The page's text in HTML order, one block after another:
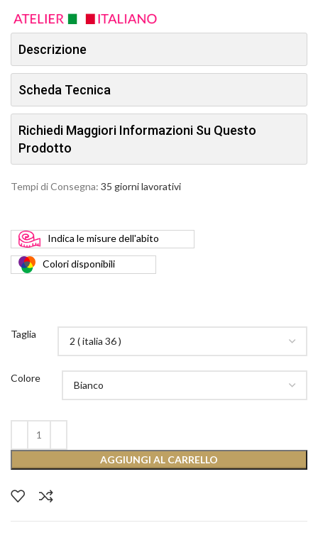
Descrizione
Scheda Tecnica
Richiedi Maggiori Informazioni Su Questo
Prodotto
Tempi di Consegna: 35 giorni lavorativi
Indica le misure dell'abito
Coloridisponibili
Taglia
Colore
AGGIUNGI AL CARRELLO